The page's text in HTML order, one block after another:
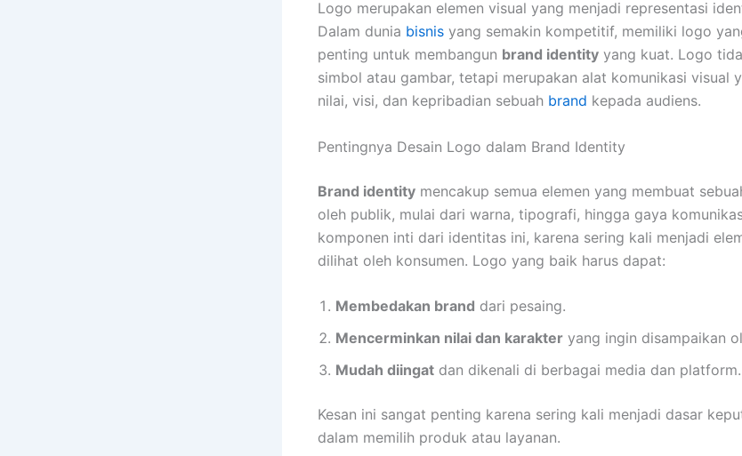
Logo merupakan elemen visual yang menjadi representasi
Dalam dunia bisnis yang semakin kompetitif, memiliki logo
penting untuk membangun brand identity yang kuat. Logo
simbol atau gambar, tetapi merupakan alat komunikasi visual
nilai, visi, dan kepribadian sebuah brand kepada audiens.
Pentingnya Desain Logo dalam Brand Identity
Brand identity mencakup semua elemen yang membuat
oleh publik, mulai dari warna, tipografi, hingga gaya
komponen inti dari identitas ini, karena sering kali menjadi
dilihat oleh konsumen. Logo yang baik harus dapat:
Membedakan brand dari pesaing.
Mencerminkan nilai dan karakter yang ingin disampaikan
Mudah diingat dan dikenali di berbagai media dan platform.
Kesan ini sangat penting karena sering kali menjadi dasar
dalam memilih produk atau layanan.